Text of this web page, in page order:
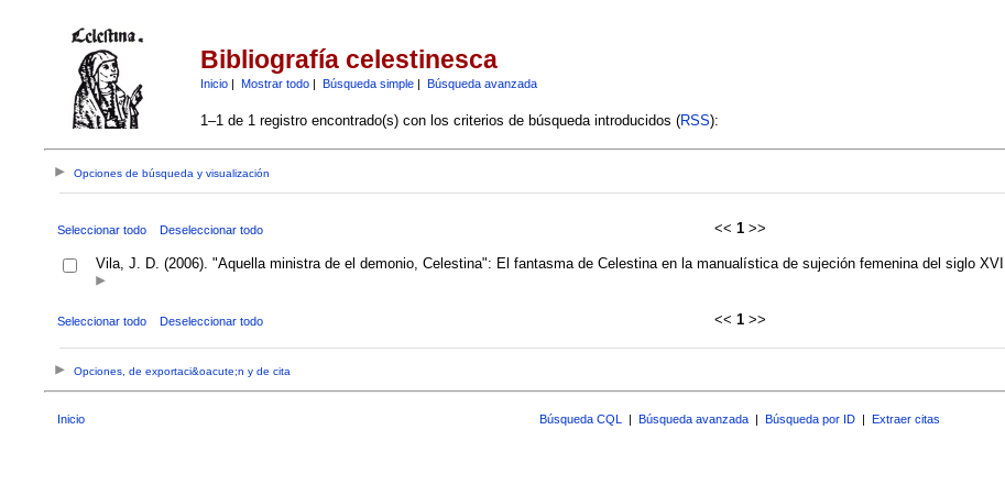
Bibliografía celestinesca
Inicio| Mostrar todo| Búsqueda simple| Búsqueda avanzada
1–1 de 1 registro encontrado(s) con los criterios de búsqueda introducidos (RSS):
Opciones de búsqueda y visualización
Seleccionar todo Deseleccionar todo << 1>>
Vila, J. D. (2006). "Aquella ministra de el demonio, Celestina": El fantasma de Celestina en la manualística de sujeción femenina del siglo XVI.
Seleccionar todo Deseleccionar todo << 1>>
Opciones, de exportaci&oacute;n y de cita
Inicio Búsqueda CQL | Búsqueda avanzada | Búsqueda por ID | Extraer citas